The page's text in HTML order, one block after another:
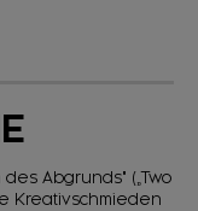
Abgrunds" („Two
Kreativschmieden